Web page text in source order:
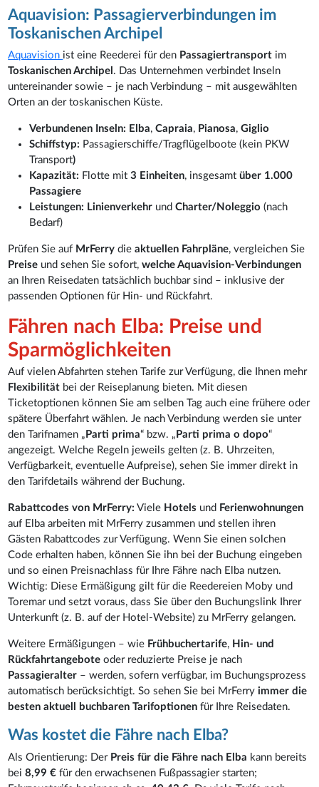
Aquavision: Passagierverbindungen im
Toskanischen Archipel
Aquavision ist eine Reederei für den Passagiertransport im
Toskanischen Archipel . Das Unternehmen verbindet Inseln
untereinander sowie – je nach Verbindung – mit ausgewählten
Orten an der toskanischen Küste.
Verbundenen Inseln: Elba,Capraia, Pianosa,Giglio
Schiffstyp: Passagierschiffe/Tragflügelboote (kein PKW
Transport)
Kapazität: Flotte mit3 Einheiten, insgesamtüber 1.000
Passagiere
Leistungen: Linienverkehr undCharter/Noleggio (nach
Bedarf)
Prüfen Sie auf MrFerry dieaktuellen Fahrpläne, vergleichen Sie
Preise und sehen Sie sofort,welche Aquavision-Verbindungen
an Ihren Reisedaten tatsächlich buchbar sind – inklusive der
passenden Optionen für Hin- und Rückfahrt.
Fähren nach Elba: Preise und
Sparmöglichkeiten
Auf vielen Abfahrten stehen Tarife zur Verfügung, die Ihnen mehr
Flexibilität bei der Reiseplanung bieten. Mit diesen
Ticketoptionen können Sie am selben Tag auch eine frühere oder
spätere Überfahrt wählen. Je nach Verbindung werden sie unter
den Tarifnamen „ Parti prima“ bzw. „ Parti prima o dopo“
angezeigt. Welche Regeln jeweils gelten (z. B. Uhrzeiten,
Verfügbarkeit, eventuelle Aufpreise), sehen Sie immer direkt in
den Tarifdetails während der Buchung.
Rabattcodes von MrFerry: Viele Hotels und Ferienwohnungen
auf Elba arbeiten mit MrFerry zusammen und stellen ihren
Gästen Rabattcodes zur Verfügung. Wenn Sie einen solchen
Code erhalten haben, können Sie ihn bei der Buchung eingeben
und so einen Preisnachlass für Ihre Fähre nach Elba nutzen.
Wichtig: Diese Ermäßigung gilt für die Reedereien Moby und
Toremar und setzt voraus, dass Sie über den Buchungslink Ihrer
Unterkunft (z. B. auf der Hotel-Website) zu MrFerry gelangen.
Weitere Ermäßigungen – wie Frühbuchertarife, Hin- und
Rückfahrtangeboteoder reduzierte Preise je nach
Passagieralter – werden, sofern verfügbar, im Buchungsprozess
automatisch berücksichtigt. So sehen Sie bei MrFerryimmer die
besten aktuell buchbaren Tarifoptionen für Ihre Reisedaten.
Was kostet die Fähre nach Elba?
Als Orientierung: Der Preis für die Fähre nach Elba kann bereits
bei8,99 € für den erwachsenen Fußpassagier starten;